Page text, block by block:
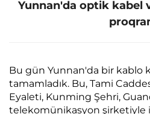
Yunnan'da optik kabel
Bu gün Yunnan'da bir kablo
tamamladık. Bu, Tami
Eyaleti, Kunming Şehri,
telekomünikasyon şirketiyle